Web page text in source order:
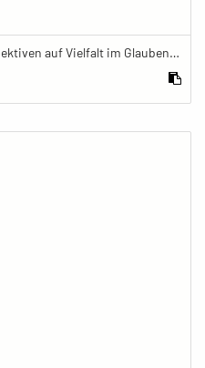
Beyond The Frame: Junge Perspektiven auf Vielfalt im Glauben - Frau arbeitet im Büro eines buddhistischen Zentrums